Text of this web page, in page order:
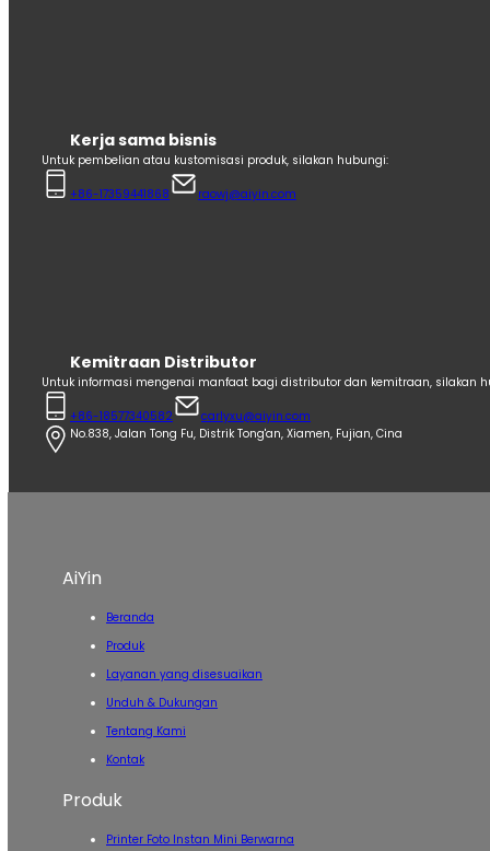
Kerja sama bisnis
Untuk pembelian atau kustomisasi produk, silakan hubungi:
+86-17359441868 raowj@aiyin.com
Kemitraan Distributor
Untuk informasi mengenai manfaat bagi distributor dan kemitraan, silakan
+86-18577340582
carlyxu@aiyin.com
No.838, Jalan Tong Fu, Distrik Tong'an, Xiamen, Fujian, Cina
AiYin
Beranda
Produk
Layanan yang disesuaikan
Unduh & Dukungan
Tentang Kami
Kontak
Produk
Printer Foto Instan Mini Berwarna